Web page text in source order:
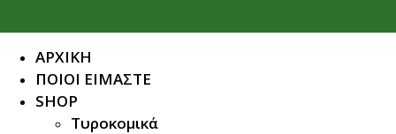
ΑΡΧΙΚΗ
ΠΟΙΟΙ ΕΙΜΑΣΤΕ
SHOP
Τυροκομικά